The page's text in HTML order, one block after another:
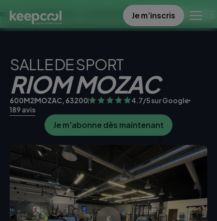
À 0€ << OFFRE LIMITÉE ☀️ OFFRE SPECIALE DANS
Je m’inscris
SALLE DE SPORT
RIOM MOZAC
600M2MOZAC, 63200
4.7/5 sur Google
189 avis
Je m'abonne dès maintenant